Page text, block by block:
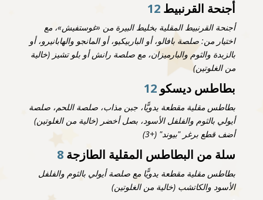
أجنحة القرنبيط12
أجنحة القرنبيط المقلية بخليط البيرة من «غوستفيش»، مع
اختيار من: صلصة بافالو، أو الباربيكيو، أو المانجو والهابانيرو، أو
بالزبدة والثوم والبارميزان، مع صلصة رانش أو بلو تشيز (خالية
من الغلوتين)
بطاطس ديسكو12
بطاطس مقلية مقطعة يدويًّا، جبن مذاب، صلصة اللحم، صلصة
أيولي بالثوم والفلفل الأسود، بصل أخضر (خالية من الغلوتين)
أضف قطع برغر "بيوند" (+3)
سلة من البطاطس المقلية الطازجة 8
بطاطس مقلية مقطعة يدويًّا مع صلصة أيولي بالثوم والفلفل
الأسود والكاتشب (خالية من الغلوتين)